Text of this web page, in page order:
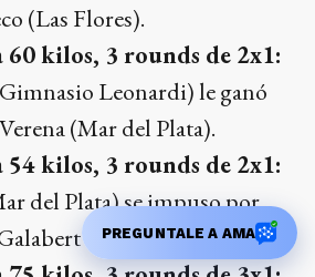
(Las Flores).
60 kilos, 3 rounds de 2x1:
Leonardi) le ganó
(Mar del Plata).
54 kilos, 3 rounds de 2x1:
del Plata) se impuso por
(Gimnasio Galabert).
PREGUNTALE A AMA